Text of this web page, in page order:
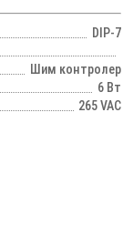
DIP-7
Шим контролер
6 Вт
265 VAC